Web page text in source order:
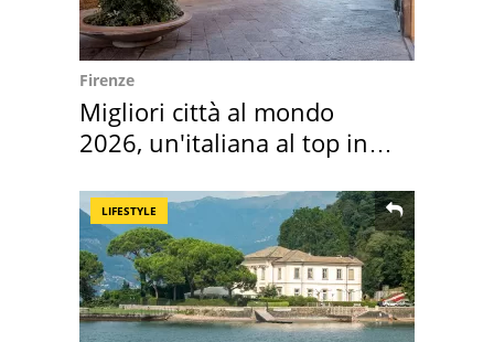
Firenze
Migliori città al mondo
2026, un'italiana al top in
LIFESTYLE